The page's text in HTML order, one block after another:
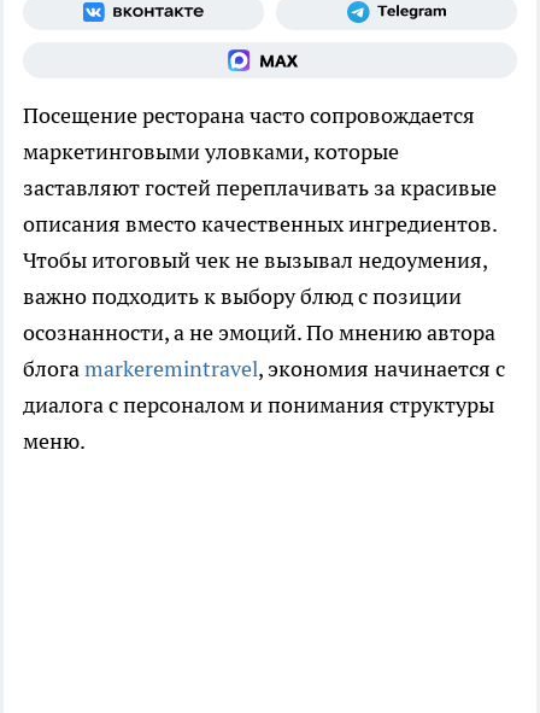
Посещение ресторана часто сопровождается
маркетинговыми уловками, которые
заставляют гостей переплачивать за красивые
описания вместо качественных ингредиентов.
Чтобы итоговый чек не вызывал недоумения,
важно подходить к выбору блюд с позиции
осознанности, а не эмоций. По мнению автора
блогаmarkeremintravel, экономия начинается с
диалога с персоналом и понимания структуры
меню.